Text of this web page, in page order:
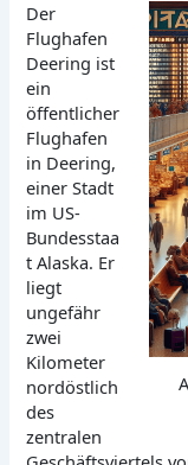
Der
Flughafen
Deering ist
ein
öffentlicher
Flughafen
in Deering,
einer Stadt
im US-
Bundesstaa
t Alaska. Er
liegt
ungefähr
zwei
Kilometer
nordöstlich
des
zentralen